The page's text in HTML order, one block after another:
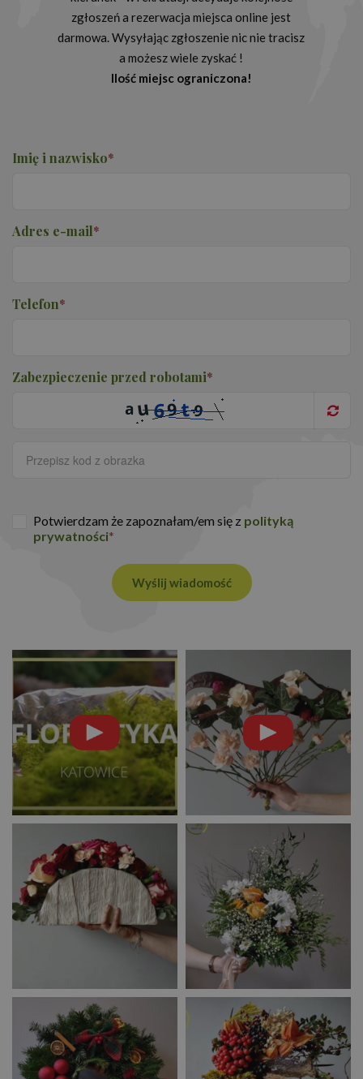
zgłoszeń a rezerwacja miejsca online jest
darmowa. Wysyłając zgłoszenie nic nie tracisz
a możesz wiele zyskać !
Ilość miejsc ograniczona!
Imię i nazwisko*
Adres e-mail*
Telefon*
Zabezpieczenie przed robotami*
Potwierdzam że zapoznałam/em się z polityką
prywatności*
Wyślij wiadomość